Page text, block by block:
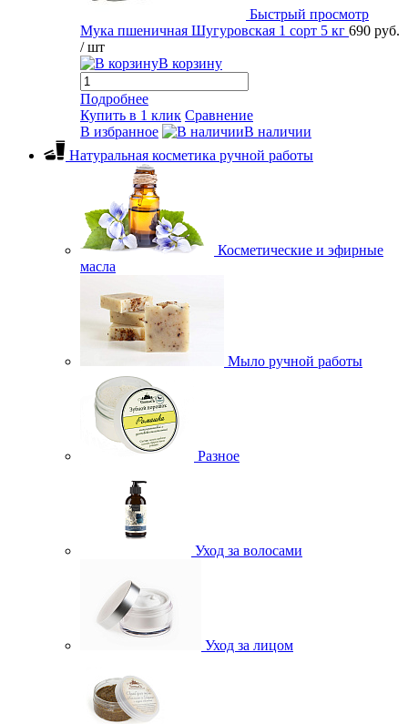
Быстрый просмотр
Мука пшеничная Шугуровская 1 сорт 5 кг 690 руб.
/ шт
В корзину
Подробнее
Купить в 1 клик Сравнение
В избранное
В наличии
Натуральная косметика ручной работы
Косметические и эфирные
масла
Мыло ручной работы
Разное
Уход за волосами
Уход за лицом